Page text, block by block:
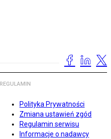
REGULAMIN
Polityka Prywatności
Zmiana ustawień zgód
Regulamin serwisu
Informacje o nadawcy